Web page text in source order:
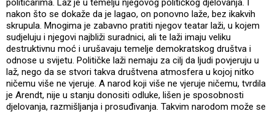
političarima. Laž je u temelju njegovog političkog djelovanja. I
nakon što se dokaže da je lagao, on ponovno laže, bez ikakvih
skrupula. Mnogima je zabavno pratiti njegov teatar laži, u kojem
sudjeluju i njegovi najbliži suradnici, ali te laži imaju veliku
destruktivnu moć i urušavaju temelje demokratskog društva i
odnose u svijetu. Političke laži nemaju za cilj da ljudi povjeruju u
laž, nego da se stvori takva društvena atmosfera u kojoj nitko
ničemu više ne vjeruje. A narod koji više ne vjeruje ničemu, tvrdila
je Arendt, nije u stanju donositi odluke, lišen je sposobnosti
djelovanja, razmišljanja i prosuđivanja. Takvim narodom može se